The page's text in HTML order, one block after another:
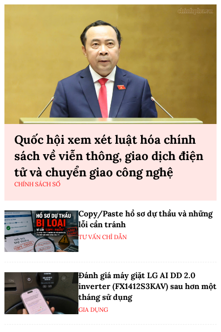
Quốc hội xem xét luật hóa chính
sách về viễn thông, giao dịch điện
tử và chuyển giao công nghệ
CHÍNH SÁCH SỐ
Copy/Paste hồ sơ dự thầu và những
lỗi cần tránh
TƯ VẤN CHỈ DẪN
Đánh giá máy giặt LG AI DD 2.0
inverter (FX1412S3KAV) sau hơn một
tháng sử dụng
GIA DỤNG